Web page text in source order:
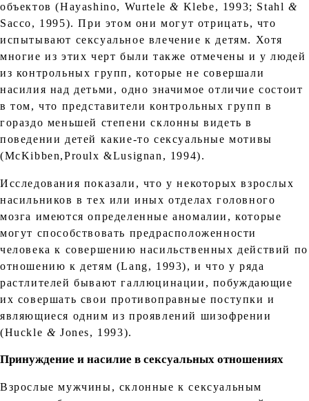
объектов (Hayashino, Wurtele& Klebe, 1993; Stahl&
Sacco, 1995). При этом они могут отрицать, что
испытывают сексуальное влечение к детям. Хотя
многие из этих черт были также отмечены и у людей
из контрольных групп, которые не совершали
насилия над детьми, одно значимое отличие состоит
в том, что представители контрольных групп в
гораздо меньшей степени склонны видеть в
поведении детей какие-то сексуальные мотивы
(McKibben,Proulx &Lusignan, 1994).
Исследования показали, что у некоторых взрослых
насильников в тех или иных отделах головного
мозга имеются определенные аномалии, которые
могут способствовать предрасположенности
человека к совершению насильственных действий по
отношению к детям (Lang, 1993), и что у ряда
растлителей бывают галлюцинации, побуждающие
их совершать свои противоправные поступки и
являющиеся одним из проявлений шизофрении
(Huckle &Jones, 1993).
Принуждение и насилие в сексуальных отношениях
Взрослые мужчины, склонные к сексуальным